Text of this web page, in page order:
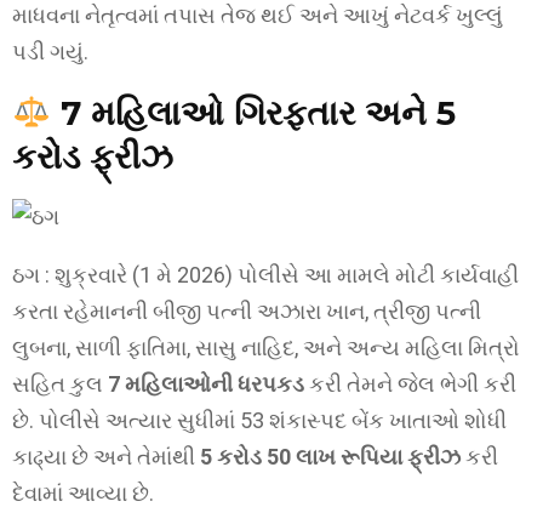
માધવના નેતૃત્વમાં તપાસ તેજ થઈ અને આખું નેટવર્ક ખુલ્લું
પડી ગયું.
7 મહિલાઓ ગિરફ્તાર અને 5
કરોડ ફ્રીઝ
ઠગ : શુક્રવારે (1 મે 2026) પોલીસે આ મામલે મોટી કાર્યવાહી
કરતા રહેમાનની બીજી પત્ની અઝારા ખાન, ત્રીજી પત્ની
લુબના, સાળી ફાતિમા, સાસુ નાહિદ, અને અન્ય મહિલા મિત્રો
સહિત કુલ 7 મહિલાઓની ધરપકડકરી તેમને જેલ ભેગી કરી
છે. પોલીસે અત્યાર સુધીમાં 53 શંકાસ્પદ બેંક ખાતાઓ શોધી
કાઢ્યા છે અને તેમાંથી 5 કરોડ 50 લાખ રૂપિયા ફ્રીઝકરી
દેવામાં આવ્યા છે.